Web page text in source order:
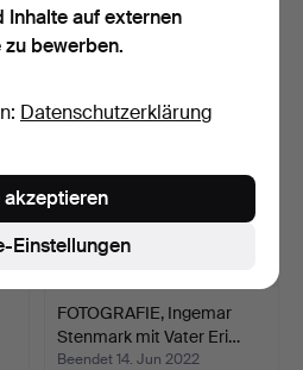
37 USD
FOTOGRAFIE, Ingemar
Stenmark mit Vater Eri…
Beendet 14. Jun 2022
Inhalte auf externen
bewerben.
Datenschutzerklärung
Einstellungen
akzeptieren